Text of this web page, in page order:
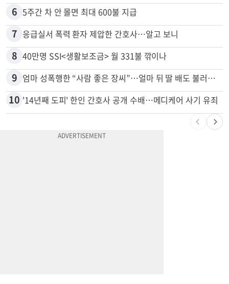
5 부에나파크 한인타운에 281유닛 주거단지 들어선다
6 5주간 차 안 몰면 최대 600불 지급
7 응급실서 폭력 환자 제압한 간호사…알고 보니
8 40만명 SSI<생활보조금> 월 331불 깎이나
9 엄마 성폭행한 “사람 좋은 장씨”…얼마 뒤 딸 배도 불러왔다
'14년째 도피' 한인 간호사 공개 수배…메디케어 사기 유죄